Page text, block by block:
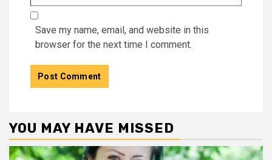
Save my name, email, and website in this
browser for the next time I comment.
YOU MAY HAVE MISSED